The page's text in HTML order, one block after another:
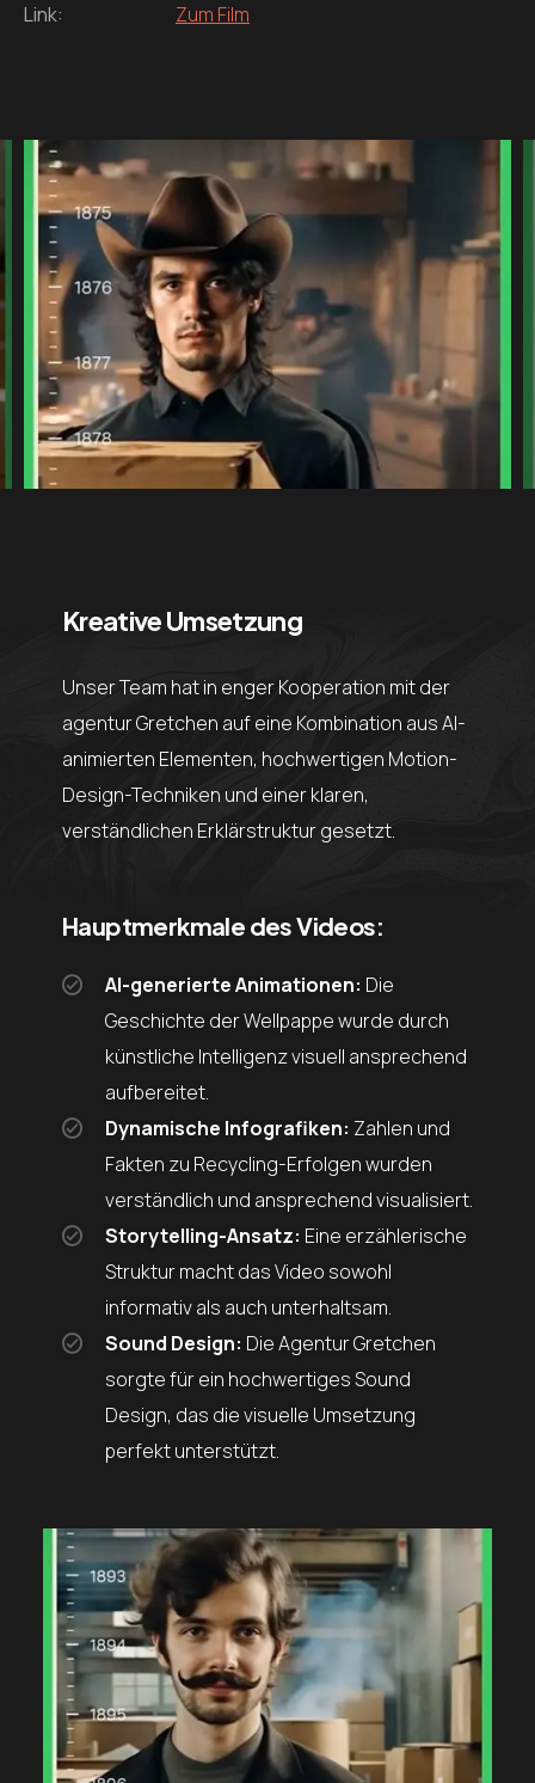
Link:
Zum Film
Kreative Umsetzung
Unser Team hat in enger Kooperation mit der
agentur Gretchen auf eine Kombination aus AI-
animierten Elementen, hochwertigen Motion-
Design-Techniken und einer klaren,
verständlichen Erklärstruktur gesetzt.
Hauptmerkmale des Videos:
AI-generierte Animationen: Die
Geschichte der Wellpappe wurde durch
künstliche Intelligenz visuell ansprechend
aufbereitet.
Dynamische Infografiken: Zahlen und
Fakten zu Recycling-Erfolgen wurden
verständlich und ansprechend visualisiert.
Storytelling-Ansatz: Eine erzählerische
Struktur macht das Video sowohl
informativ als auch unterhaltsam.
Sound Design: Die Agentur Gretchen
sorgte für ein hochwertiges Sound
Design, das die visuelle Umsetzung
perfekt unterstützt.